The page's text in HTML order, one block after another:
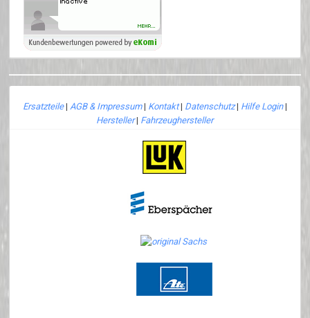
Ersatzteile| AGB & Impressum| Kontakt| Datenschutz| Hilfe Login|
Hersteller| Fahrzeughersteller